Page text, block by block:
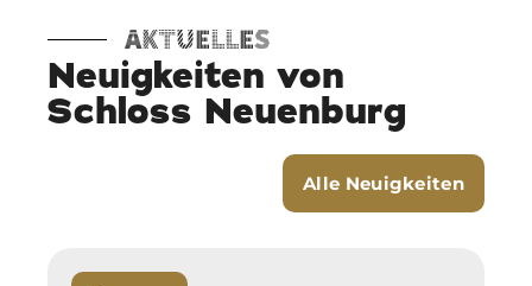
AKTUELLES
Neuigkeiten von
Schloss Neuenburg
Alle Neuigkeiten